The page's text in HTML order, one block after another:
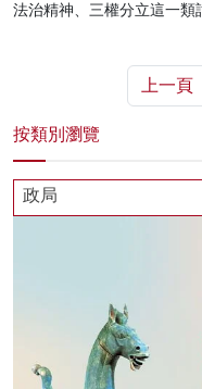
法治精神、三權分立這一類
上一頁
按類別瀏覽
政局